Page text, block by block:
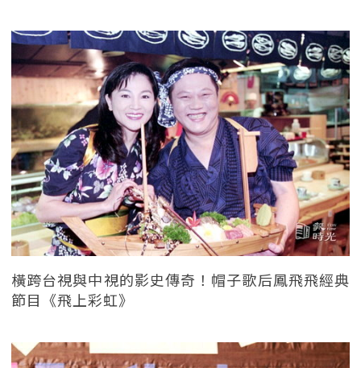
橫跨台視與中視的影史傳奇！帽子歌后鳳飛飛經典
節目《飛上彩虹》